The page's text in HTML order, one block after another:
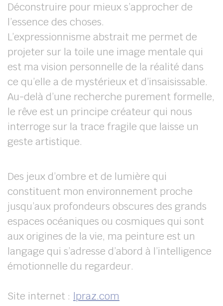
Déconstruire pour mieux s’approcher de
l’essence des choses.
L’expressionnisme abstrait me permet de
projeter sur la toile une image mentale qui
est ma vision personnelle de la réalité dans
ce qu’elle a de mystérieux et d’insaisissable.
Au-delà d’une recherche purement formelle,
le rêve est un principe créateur qui nous
interroge sur la trace fragile que laisse un
geste artistique.
Des jeux d’ombre et de lumière qui
constituent mon environnement proche
jusqu’aux profondeurs obscures des grands
espaces océaniques ou cosmiques qui sont
aux origines de la vie, ma peinture est un
langage qui s’adresse d’abord à l’intelligence
émotionnelle du regardeur.
Site internet : lpraz.com